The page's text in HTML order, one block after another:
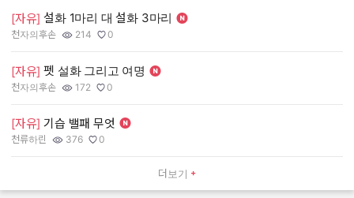
더보기
[자유] 설화 1마리 대 설화 3마리
작성자:
천자의후손
조회수:
214
추천수:
0
[자유] 펫 설화 그리고 여명
작성자:
천자의후손
조회수:
172
추천수:
0
[자유] 기습 밸패 무엇
작성자:
천류하린
조회수:
376
추천수:
0